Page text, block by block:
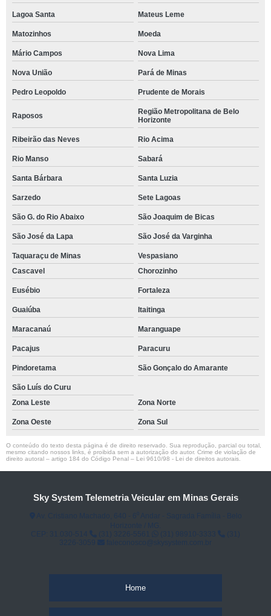
Lagoa Santa Mateus Leme
Matozinhos Moeda
Mário Campos Nova Lima
Nova União Pará de Minas
Pedro Leopoldo Prudente de Morais
Raposos
Região Metropolitana de Belo
Horizonte
Ribeirão das Neves Rio Acima
Rio Manso Sabará
Santa Bárbara Santa Luzia
Sarzedo Sete Lagoas
São G. do Rio Abaixo São Joaquim de Bicas
São José da Lapa São José da Varginha
Taquaraçu de Minas
Vespasiano
Cascavel
Chorozinho
Eusébio Fortaleza
Guaiúba Itaitinga
Maracanaú Maranguape
Pacajus Paracuru
Pindoretama São Gonçalo do Amarante
São Luís do Curu
Zona Leste
Zona Norte
Zona Oeste Zona Sul
O conteúdo do texto desta página é de direito reservado. Sua reprodução, parcial ou total,
mesmo citando nossos links, é proibida sem a autorização do autor. Crime de violação de
direito autoral – artigo 184 do Código Penal – Lei 9610/98 - Lei de direitos autorais
Sky System Telemetria Veicular em Minas Gerais
Home